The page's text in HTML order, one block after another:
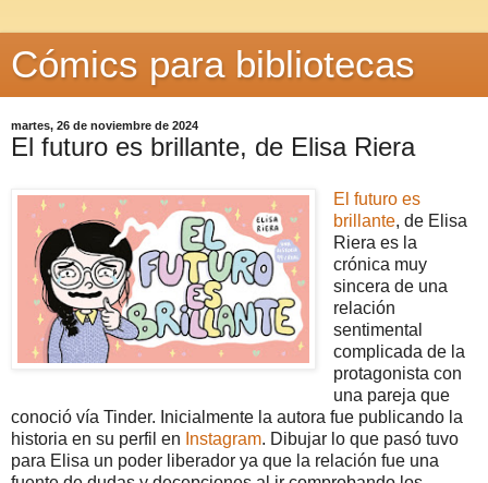
Cómics para bibliotecas
martes, 26 de noviembre de 2024
El futuro es brillante, de Elisa Riera
El futuro es
brillante, de Elisa
Riera es la
crónica muy
sincera de una
relación
sentimental
complicada de la
protagonista con
una pareja que
conoció vía Tinder. Inicialmente la autora fue publicando la
historia en su perfil en Instagram. Dibujar lo que pasó tuvo
para Elisa un poder liberador ya que la relación fue una